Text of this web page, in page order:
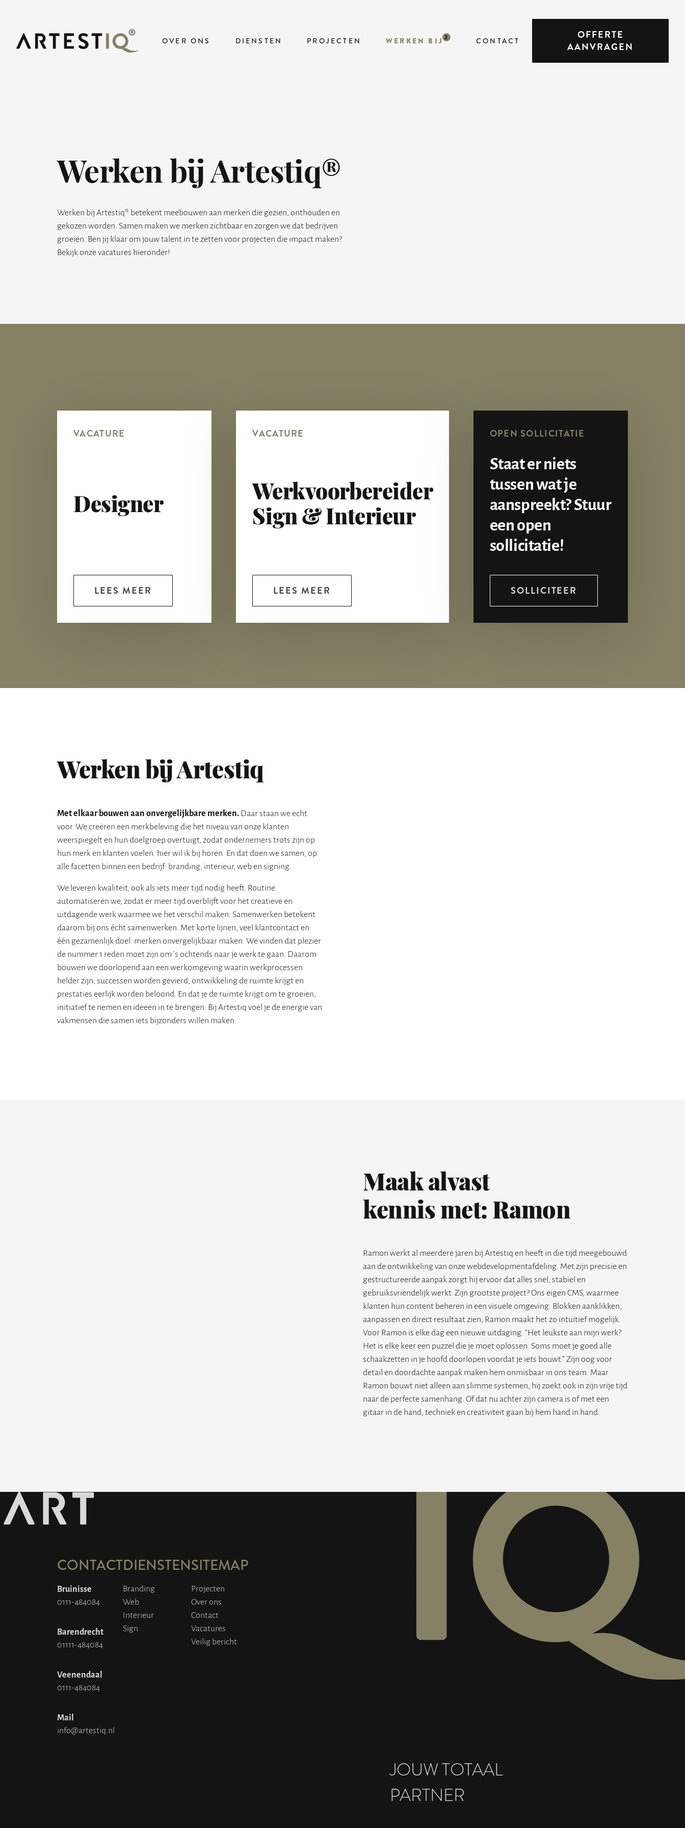
OVER ONS DIENSTEN PROJECTEN WERKEN BIJ CONTACT
OFFERTE
AANVRAGEN
Werken bij Artestiq®
Werken bij Artestiq® betekent meebouwen aan merken die gezien, onthouden en
gekozen worden. Samen maken we merken zichtbaar en zorgen we dat bedrijven
groeien. Ben jij klaar om jouw talent in te zetten voor projecten die impact maken?
Bekijk onze vacatures hieronder!
VACATURE
Designer
LEES MEER
VACATURE
Werkvoorbereider
Sign & Interieur
LEES MEER
OPEN SOLLICITATIE
Staat er niets
tussen wat je
aanspreekt? Stuur
een open
sollicitatie!
SOLLICITEER
Werken bij Artestiq
Met elkaar bouwen aan onvergelijkbare merken.Daar staan we echt
voor. We creëren een merkbeleving die het niveau van onze klanten
weerspiegelt en hun doelgroep overtuigt, zodat ondernemers trots zijn op
hun merk en klanten voelen: hier wil ik bij horen. En dat doen we samen, op
alle facetten binnen een bedrijf: branding, interieur, web en signing.
We leveren kwaliteit, ook als iets meer tijd nodig heeft. Routine
automatiseren we, zodat er meer tijd overblijft voor het creatieve en
uitdagende werk waarmee we het verschil maken. Samenwerken betekent
daarom bij ons écht samenwerken. Met korte lijnen, veel klantcontact en
één gezamenlijk doel: merken onvergelijkbaar maken. We vinden dat plezier
de nummer 1 reden moet zijn om ’s ochtends naar je werk te gaan. Daarom
bouwen we doorlopend aan een werkomgeving waarin werkprocessen
helder zijn, successen worden gevierd, ontwikkeling de ruimte krijgt en
prestaties eerlijk worden beloond. En dat je de ruimte krijgt om te groeien,
initiatief te nemen en ideeën in te brengen. Bij Artestiq voel je de energie van
vakmensen die samen iets bijzonders willen maken.
Maak alvast
kennis met: Ramon
Ramon werkt al meerdere jaren bij Artestiq en heeft in die tijd meegebouwd
aan de ontwikkeling van onze webdevelopmentafdeling. Met zijn precisie en
gestructureerde aanpak zorgt hij ervoor dat alles snel, stabiel en
gebruiksvriendelijk werkt. Zijn grootste project? Ons eigen CMS, waarmee
klanten hun content beheren in een visuele omgeving. Blokken aanklikken,
aanpassen en direct resultaat zien, Ramon maakt het zo intuïtief mogelijk.
Voor Ramon is elke dag een nieuwe uitdaging. “Het leukste aan mijn werk?
Het is elke keer een puzzel die je moet oplossen. Soms moet je goed alle
schaakzetten in je hoofd doorlopen voordat je iets bouwt.” Zijn oog voor
detail en doordachte aanpak maken hem onmisbaar in ons team. Maar
Ramon bouwt niet alleen aan slimme systemen, hij zoekt ook in zijn vrije tijd
naar de perfecte samenhang. Of dat nu achter zijn camera is of met een
gitaar in de hand, techniek en creativiteit gaan bij hem hand in hand.
CONTACT
Bruinisse
0111-484084
Barendrecht
01111-484084
Veenendaal
0111-484084
Mail
info@artestiq.nl
DIENSTEN
Branding
Web
Interieur
Sign
SITEMAP
Projecten
Over ons
Contact
Vacatures
Veilig bericht
JOUW TOTAAL
PARTNER